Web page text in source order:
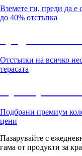
Вземете ги, преди да е
до 40% отстъпка
Отстъпки на всичко
терасата
Подбрани премиум
цени
Пазарувайте с
гама от продукти за